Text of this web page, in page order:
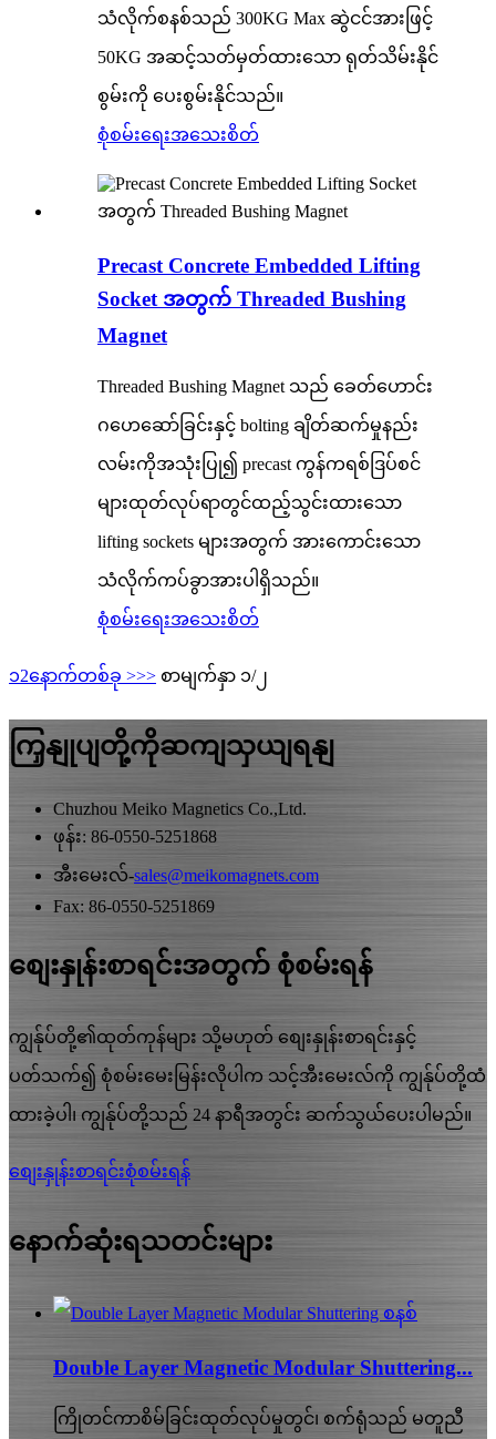
သံလိုက်စနစ်သည် 300KG Max ဆွဲငင်အားဖြင့်
50KG အဆင့်သတ်မှတ်ထားသော ရုတ်သိမ်းနိုင်
စွမ်းကို ပေးစွမ်းနိုင်သည်။
စုံစမ်းရေးအသေးစိတ်
Precast Concrete Embedded Lifting
Socket အတွက် Threaded Bushing
Magnet
Threaded Bushing Magnet သည် ခေတ်ဟောင်း
ဂဟေဆော်ခြင်းနှင့် bolting ချိတ်ဆက်မှုနည်း
လမ်းကိုအသုံးပြု၍ precast ကွန်ကရစ်ဒြပ်စင်
များထုတ်လုပ်ရာတွင်ထည့်သွင်းထားသော
lifting sockets များအတွက် အားကောင်းသော
သံလိုက်ကပ်ခွာအားပါရှိသည်။
စုံစမ်းရေးအသေးစိတ်
၁2နောက်တစ်ခု >>> စာမျက်နှာ ၁/၂
ကြှနျုပျတို့ကိုဆကျသှယျရနျ
Chuzhou Meiko Magnetics Co.,Ltd.
ဖုန်း: 86-0550-5251868
အီးမေးလ်-sales@meikomagnets.com
Fax: 86-0550-5251869
စျေးနှုန်းစာရင်းအတွက် စုံစမ်းရန်
ကျွန်ုပ်တို့၏ထုတ်ကုန်များ သို့မဟုတ် စျေးနှုန်းစာရင်းနှင့်
ပတ်သက်၍ စုံစမ်းမေးမြန်းလိုပါက သင့်အီးမေးလ်ကို ကျွန်ုပ်တို့ထံ
ထားခဲ့ပါ၊ ကျွန်ုပ်တို့သည် 24 နာရီအတွင်း ဆက်သွယ်ပေးပါမည်။
စျေးနှုန်းစာရင်းစုံစမ်းရန်
နောက်ဆုံးရသတင်းများ
Double Layer Magnetic Modular Shuttering...
ကြိုတင်ကာစိမ်ခြင်းထုတ်လုပ်မှုတွင်၊ စက်ရုံသည် မတူညီ